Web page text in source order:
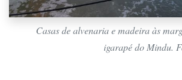
Casas de alvenaria e madeira às
igarapé do Mindu.